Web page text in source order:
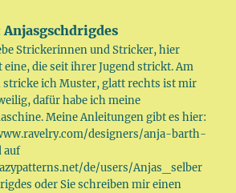
Anjasgschdrigdes
Strickerinnen und Stricker, hier
eine, die seit ihrer Jugend strickt. Am
stricke ich Muster, glatt rechts ist mir
dafür habe ich meine
Meine Anleitungen gibt es hier:
designers/anja-barth-
auf
de/users/Anjas_selber
oder Sie schreiben mir einen